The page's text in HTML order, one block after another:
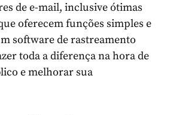
de e-mail, inclusive ótimas
oferecem funções simples e
software de rastreamento
toda a diferença na hora de
e melhorar sua